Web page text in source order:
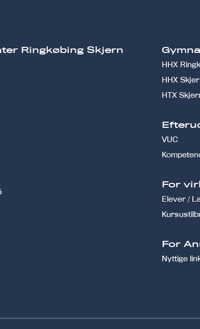
Ringkøbing Skjern
HHX
HHX
HTX
VUC
For
Elever /
For
Nyttige